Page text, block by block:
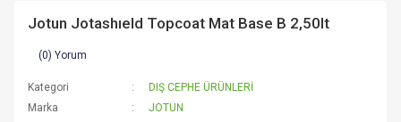
Jotun Jotashıeld Topcoat Mat Base B 2,50lt
(0) Yorum
Kategori
DIŞ CEPHE ÜRÜNLERİ
Marka
JOTUN